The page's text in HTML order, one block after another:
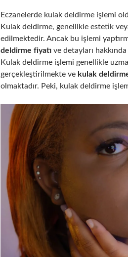
Eczanelerde kulak deldirme işlemi
Kulak deldirme, genellikle estetik
edilmektedir. Ancak bu işlemi
deldirme fiyatı ve detayları
Kulak deldirme işlemi genellikle
gerçekleştirilmekte ve kulak
olmaktadır. Peki, kulak deldirme